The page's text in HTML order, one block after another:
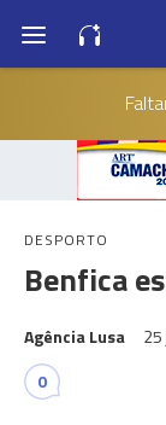
DESPORTO
Benfica
Agência Lusa
0